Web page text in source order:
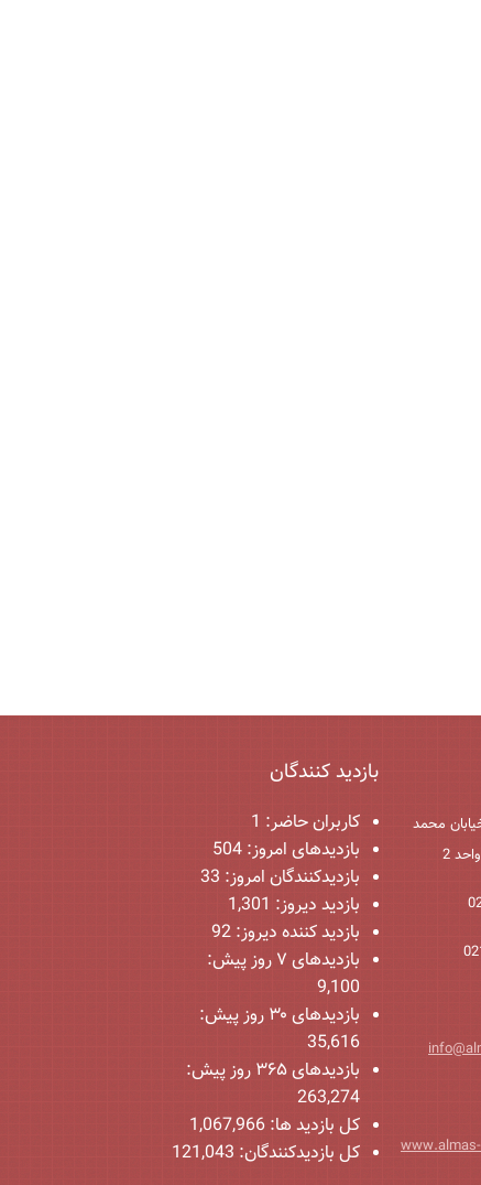
محمد
بازدید کنندگان
کاربران حاضر: 1
بازدیدهای امروز: 504
بازدیدکنندگان امروز: 33
بازدید دیروز: 1,301
بازدید کننده دیروز: 92
بازدیدهای ۷ روز پیش:
9,100
بازدیدهای ۳۰ روز پیش:
35,616
بازدیدهای ۳۶۵ روز پیش:
263,274
کل بازدید ها: 1,067,966
کل بازدیدکنند‌گان: 121,043